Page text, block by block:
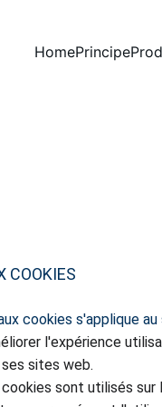
HomePrincipe
COOKIES
cookies s'applique
l'expérience
sites web.
sont utilisés sur